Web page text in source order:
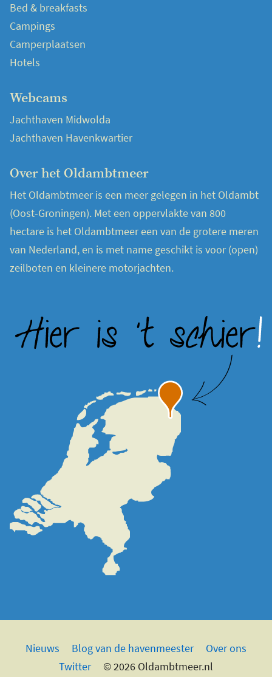
Bed & breakfasts
Campings
Camperplaatsen
Hotels
Webcams
Jachthaven Midwolda
Jachthaven Havenkwartier
Over het Oldambtmeer
Het Oldambtmeer is een meer gelegen in het Oldambt
(Oost-Groningen). Met een oppervlakte van 800
hectare is het Oldambtmeer een van de grotere meren
van Nederland, en is met name geschikt is voor (open)
zeilboten en kleinere motorjachten.
Nieuws Blog van de havenmeester
Over ons
Twitter
© 2026 Oldambtmeer.nl